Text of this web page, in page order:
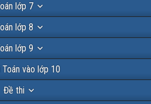
lớp 7
lớp 8
lớp 9
Toán vào lớp 10
Đề thi